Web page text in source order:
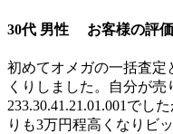
30代 男性 お客様の評価
初めてオメガの一括査定
くりしました。自分が
233.30.41.21.01.001でし
りも3万円程高くなりビ